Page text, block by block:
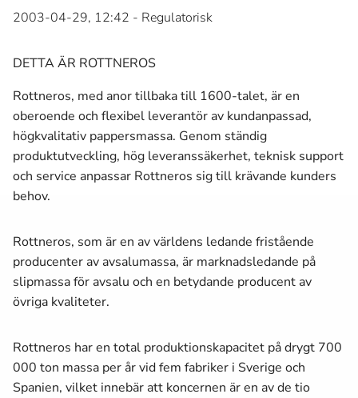
2003-04-29, 12:42 - Regulatorisk
DETTA ÄR ROTTNEROS
Rottneros, med anor tillbaka till 1600-talet, är en
oberoende och flexibel leverantör av kundanpassad,
högkvalitativ pappersmassa­. Genom ständig
produktutveckling, hög leveranssäkerhet, teknisk support
och service anpassar Rottneros sig till krävande kunders
behov.
Rottneros, som är en av världens ledande fristående
producenter av avsalumassa­, är marknads­ledande på
slipmassa­ för avsalu och en betydande producent av
övriga kvaliteter.
Rottneros har en total produktionskapacitet på drygt 700
000 ton massa­ per år vid fem fabriker i Sverige och
Spanien, vilket innebär att koncernen är en av de tio